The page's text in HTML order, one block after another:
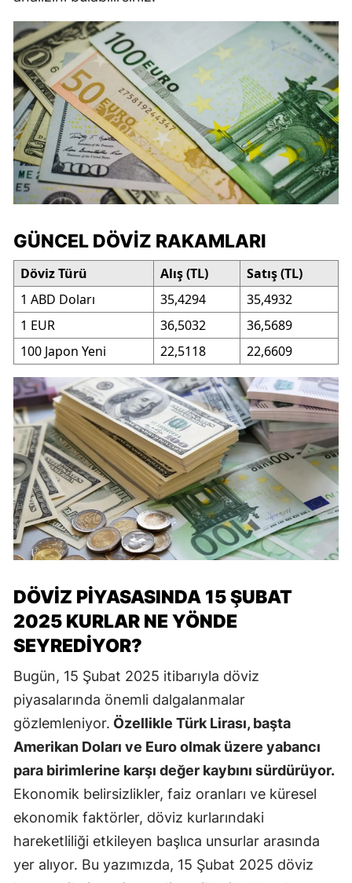
GÜNCEL DÖVIZ RAKAMLARI
Döviz Türü Alış (TL)
Satış (TL)
1 ABD Doları
35,4294
35,4932
1 EUR
36,5032
36,5689
100 Japon Yeni
22,5118 22,6609
DÖVIZ PIYASASINDA 15 ŞUBAT
2025 KURLAR NE YÖNDE
SEYREDIYOR?
Bugün, 15 Şubat 2025 itibarıyla döviz
piyasalarında önemli dalgalanmalar
gözlemleniyor. Özellikle Türk Lirası, başta
Amerikan Doları ve Euro olmak üzere yabancı
para birimlerine karşı değer kaybını sürdürüyor.
Ekonomik belirsizlikler, faiz oranları ve küresel
ekonomik faktörler, döviz kurlarındaki
hareketliliği etkileyen başlıca unsurlar arasında
yer alıyor. Bu yazımızda, 15 Şubat 2025 döviz